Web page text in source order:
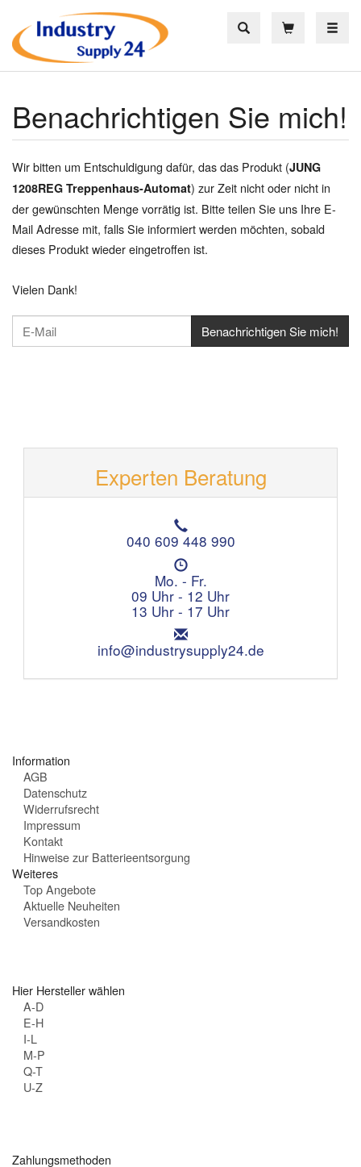
Benachrichtigen Sie mich!
Wir bitten um Entschuldigung dafür, das das Produkt (JUNG
1208REG Treppenhaus-Automat) zur Zeit nicht oder nicht in
der gewünschten Menge vorrätig ist. Bitte teilen Sie uns Ihre E-
Mail Adresse mit, falls Sie informiert werden möchten, sobald
dieses Produkt wieder eingetroffen ist.
Vielen Dank!
Experten Beratung
T
e
e
o
n
:
040 609 448 990
Ö
f
n
u
n
g
Mo. - Fr.
09 Uhr - 12 Uhr
13 Uhr - 17 Uhr
E
m
i
info@industrysupply24.de
Information
AGB
Datenschutz
Widerrufsrecht
Impressum
Kontakt
Hinweise zur Batterieentsorgung
Weiteres
Top Angebote
Aktuelle Neuheiten
Versandkosten
Hier Hersteller wählen
A-D
E-H
I-L
M-P
Q-T
U-Z
Zahlungsmethoden